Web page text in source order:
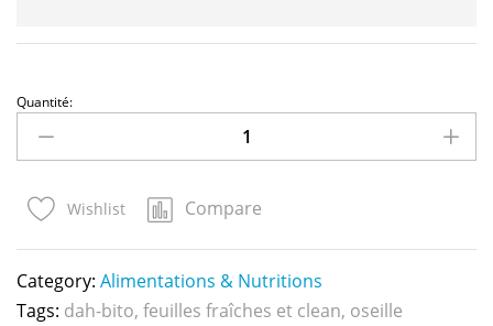
Quantité:
Wishlist Compare
Category: Alimentations & Nutritions
Tags: dah-bito, feuilles fraîches et clean, oseille